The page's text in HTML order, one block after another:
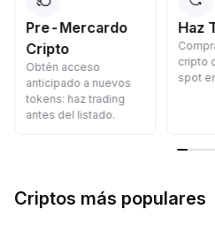
Pre-Mercardo
Cripto
Obtén acceso
anticipado a nuevos
tokens: haz trading
antes del listado.
Haz
cripto
spot
Criptos más populares